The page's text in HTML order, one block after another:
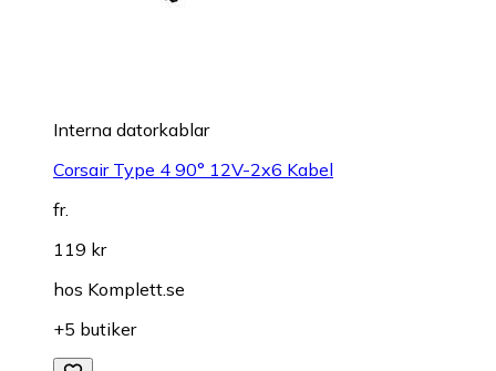
Interna datorkablar
Corsair Type 4 90° 12V-2x6 Kabel
fr.
119 kr
hos Komplett.se
+5 butiker